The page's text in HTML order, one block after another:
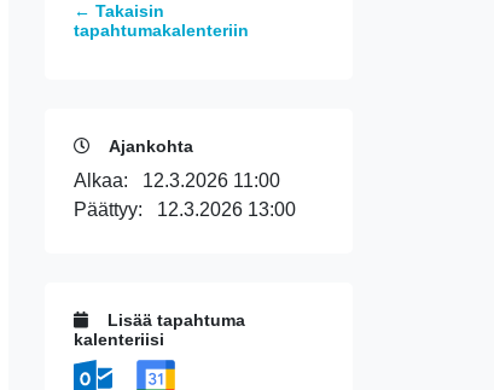
← Takaisin
tapahtumakalenteriin
Ajankohta
Alkaa: 12.3.2026 11:00
Päättyy: 12.3.2026 13:00
Lisää tapahtuma
kalenteriisi